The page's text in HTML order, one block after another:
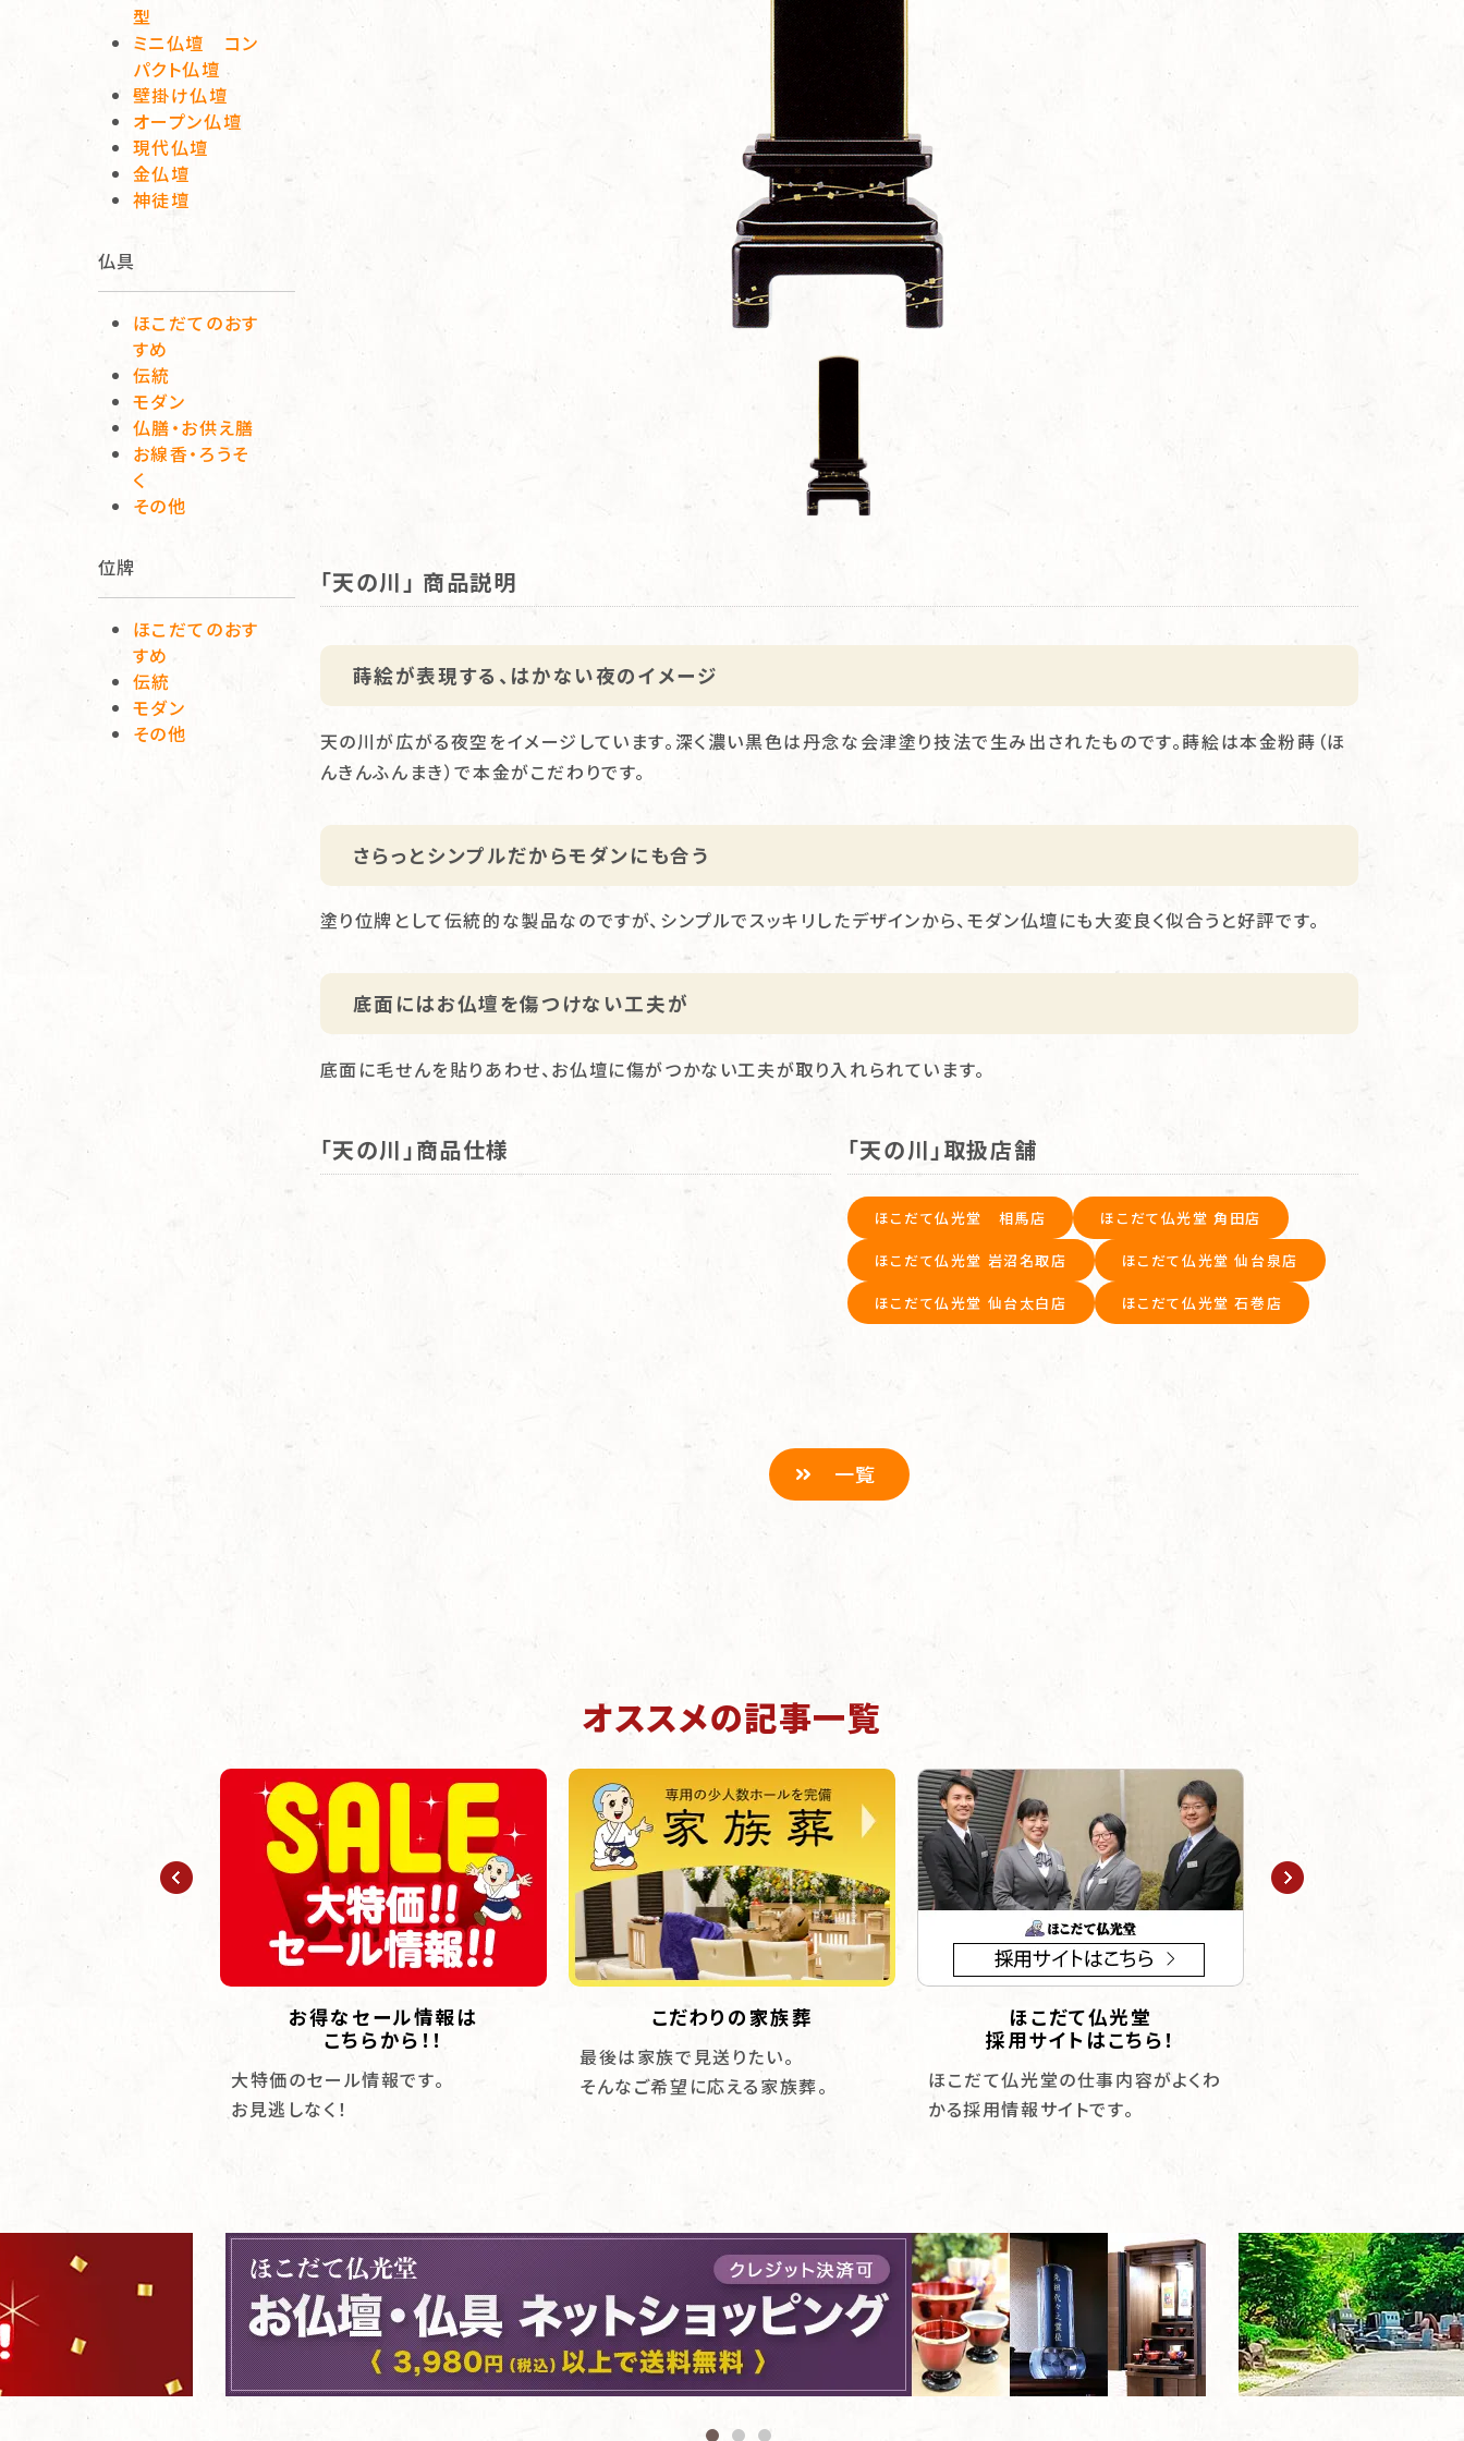
型
ミニ仏壇 コン
パクト仏壇
壁掛け仏壇
オープン仏壇
現代仏壇
金仏壇
神徒壇
仏具
ほこだてのおす
すめ
伝統
モダン
仏膳・お供え膳
お線香・ろうそ
く
その他
位牌
ほこだてのおす
すめ
伝統
モダン
その他
「天の川」 商品説明
蒔絵が表現する、はかない夜のイメージ
天の川が広がる夜空をイメージしています。深く濃い黒色は丹念な会津塗り技法で生み出されたものです。蒔絵は本金粉蒔（ほ
んきんふんまき）で本金がこだわりです。
さらっとシンプルだからモダンにも合う
塗り位牌として伝統的な製品なのですが、シンプルでスッキリしたデザインから、モダン仏壇にも大変良く似合うと好評です。
底面にはお仏壇を傷つけない工夫が
底面に毛せんを貼りあわせ、お仏壇に傷がつかない工夫が取り入れられています。
「天の川」商品仕様 「天の川」取扱店舗
ほこだて仏光堂 相馬店 ほこだて仏光堂 角田店
ほこだて仏光堂 岩沼名取店 ほこだて仏光堂 仙台泉店
ほこだて仏光堂 仙台太白店 ほこだて仏光堂 石巻店
一覧
オススメの記事一覧
お得なセール情報は
こちらから！！
大特価のセール情報です。
お見逃しなく！
こだわりの家族葬
最後は家族で見送りたい。
そんなご希望に応える家族葬。
ほこだて仏光堂
採用サイトはこちら！
ほこだて仏光堂の仕事内容がよくわ
かる採用情報サイトです。
厳しい環境を乗り越